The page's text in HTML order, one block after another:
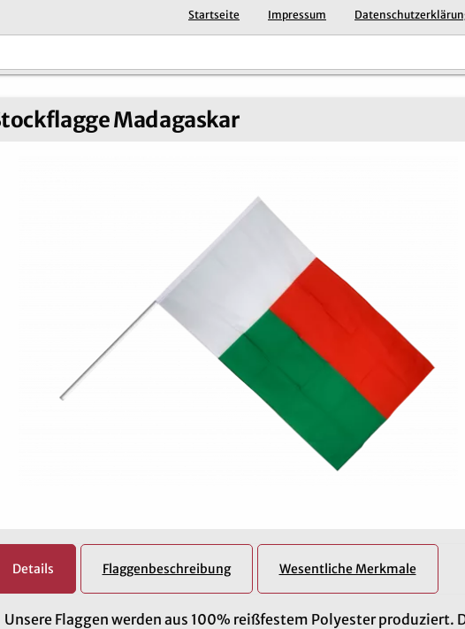
Startseite Impressum
Madagaskar
Details Flaggenbeschreibung Wesentliche Merkmale
Unsere Flaggen werden aus 100% reißfestem Polyester produziert.